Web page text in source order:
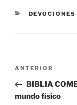
CATEGORÍAS
Navegación
entradas
Entrada
anterior:
ANTERIOR
BIBLIA
mundo físico